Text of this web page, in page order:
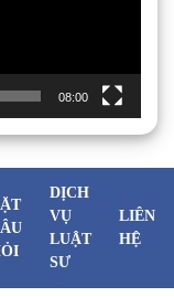
08:00
DỊCH
VỤ
LUẬT
SƯ
LIÊN
HỆ